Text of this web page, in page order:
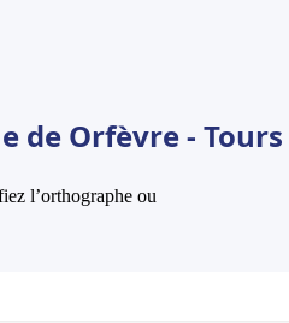
Orfèvre - Tours
l’orthographe ou